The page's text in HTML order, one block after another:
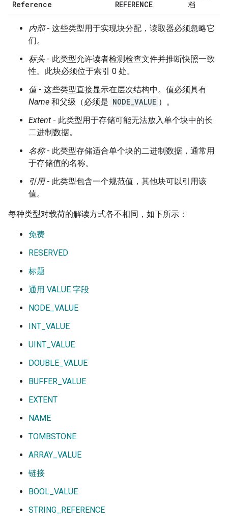
Reference
REFERENCE
档
内部- 这些类型用于实现块分配，读取器必须忽略它
们。
标头- 此类型允许读者检测检查文件并推断快照一致
性。此块必须位于索引 0 处。
值- 这些类型直接显示在层次结构中。值必须具有
Name 和父级（必须是 NODE_VALUE ）。
Extent - 此类型用于存储可能无法放入单个块中的长
二进制数据。
名称- 此类型存储适合单个块的二进制数据，通常用
于存储值的名称。
引用- 此类型包含一个规范值，其他块可以引用该
值。
每种类型对载荷的解读方式各不相同，如下所示：
免费
RESERVED
标题
通用 VALUE 字段
NODE_VALUE
INT_VALUE
UINT_VALUE
DOUBLE_VALUE
BUFFER_VALUE
EXTENT
NAME
TOMBSTONE
ARRAY_VALUE
链接
BOOL_VALUE
STRING_REFERENCE